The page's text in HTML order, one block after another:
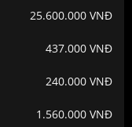
25.600.000 VNĐ
437.000 VNĐ
240.000 VNĐ
1.560.000 VNĐ